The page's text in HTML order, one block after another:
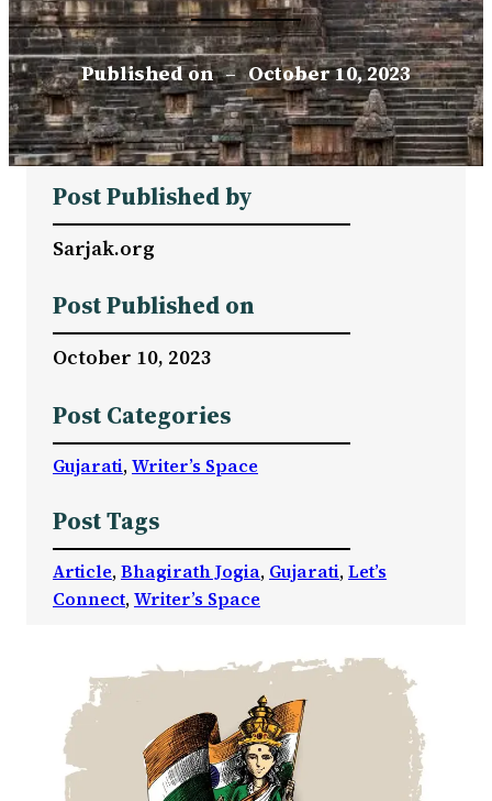
Published on – October 10, 2023
Post Published by
Sarjak.org
Post Published on
October 10, 2023
Post Categories
Gujarati, Writer’s Space
Post Tags
Article, Bhagirath Jogia, Gujarati, Let’s
Connect, Writer’s Space